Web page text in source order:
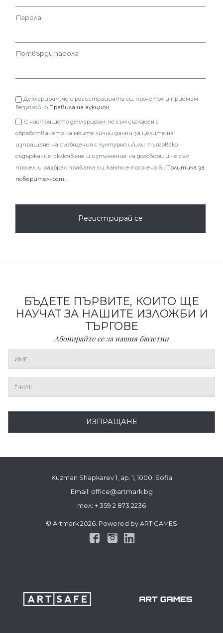
Парола
Потвърди парола
Декларирам, че с регистрацията си, прочетох и приемам
безусловно Правила на аукцион
С настоящото декларирам, че съм съгласен с
обработването на моите лични данни за целите на
изпращане на съобщения с културно и/или търговско
съдържание, сключване и изпълнение на договори и че съм
прочел, и разбрал правата си, както е посочено в , Политика за
поверителност.,
Регистрирай се
БЪДЕТЕ ПЪРВИТЕ, КОИТО ЩЕ
НАУЧАТ ЗА НАШИТЕ ИЗЛОЖБИ И
ТЪРГОВЕ
Абонирайте се за нашия бюлетин
ИЗПРАЩАНЕ
Kuzman Shapkarev 1, ap. 1, 1000, Sofia
Email: office@artmark.bg
тел: + 359 2 873 2236
© Artmark 2026. Powered by ART GAMES